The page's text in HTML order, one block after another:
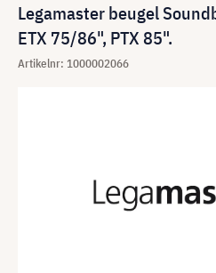
Legamaster beugel
ETX 75/86", PTX 85".
Artikelnr: 1000002066